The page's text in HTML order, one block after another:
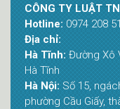
CÔNG TY LUẬT
Hotline: 0974 208
Địa chỉ:
Hà Tĩnh: Đường Xô
Hà Tĩnh
Hà Nội: Số 15,
phường Cầu Giấy,